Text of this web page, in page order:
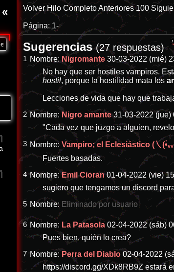
«
Sé que todo lo estás haciendo tú, estigma. -
Volver Hilo CompletoAnteriores 100
Página: 1-
Sugerencias(27 respuestas)
1 Nombre: Nigromante 30-03-2022 (mié)
No hay que ser hostiles vampiros.
hostil, porque la hostilidad mata los
Lecciones de vida que hay que
2 Nombre: Nigro amante 31-03-2022 (jue)
"Cada vez que juzgo a alguien,
3 Nombre:Vampiro; el Eclesiástico (㇏
Fuertes basadas.
4 Nombre:Emil Cioran 01-04-2022 (vie)
sugiero que tengamos un discord
5 Nombre: Eliminado por usuario
6 Nombre: La Patasola 02-04-2022 (sáb)
Pues bien, quién lo crea?
7 Nombre: Perra del Diablo 02-04-2022
https://discord.gg/XDk8RB9Z estará